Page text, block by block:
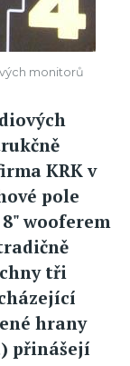
monitorů
KRK v
pole
wooferem
tři
hrany
přinášejí